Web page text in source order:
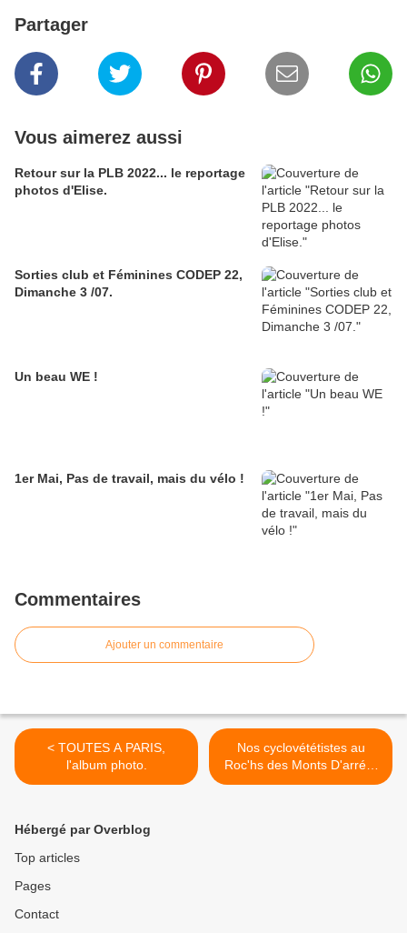
Partager
Vous aimerez aussi
Retour sur la PLB 2022... le reportage
photos d'Elise.
Sorties club et Féminines CODEP 22,
Dimanche 3 /07.
Un beau WE !
1er Mai, Pas de travail, mais du vélo !
Commentaires
Ajouter un commentaire
< TOUTES A PARIS,
l'album photo.
Nos cyclovététistes au
Roc'hs des Monts D'arrée.
>
Hébergé par Overblog
Top articles
Pages
Contact